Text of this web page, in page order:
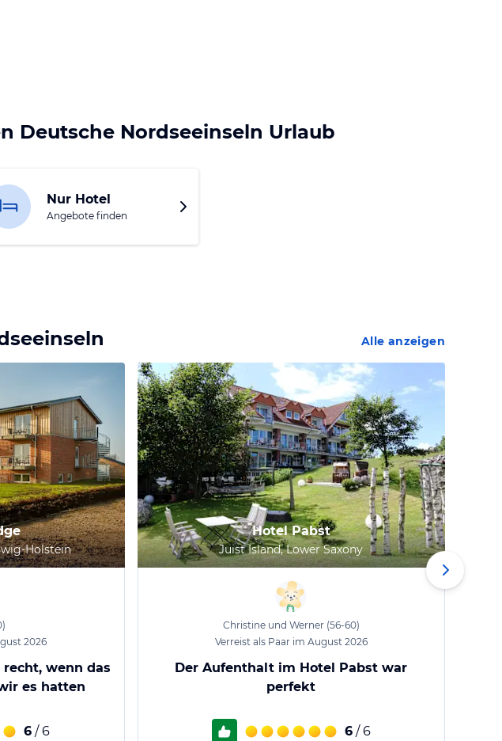
Deutsche Nordseeinseln Urlaub
Nur Hotel
Angebote finden
Alle anzeigen
Holstein
2026
wenn das
es hatten
6 / 6
Hotel Pabst
Juist Island, Lower Saxony
Christine und Werner (56-60)
Verreist als Paar im August 2026
Der Aufenthalt im Hotel Pabst war
perfekt
6 / 6